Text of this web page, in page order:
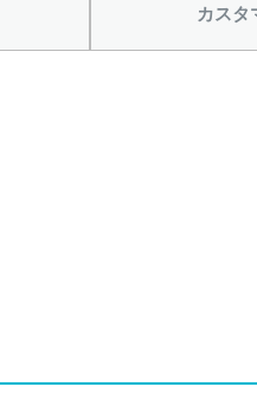
カスタ